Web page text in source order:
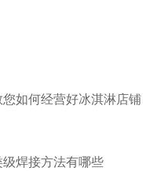
如何经营好冰淇淋店铺
焊接方法有哪些